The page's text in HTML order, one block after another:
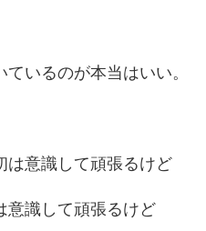
いるのが本当はいい。
は意識して頑張るけど
意識して頑張るけど